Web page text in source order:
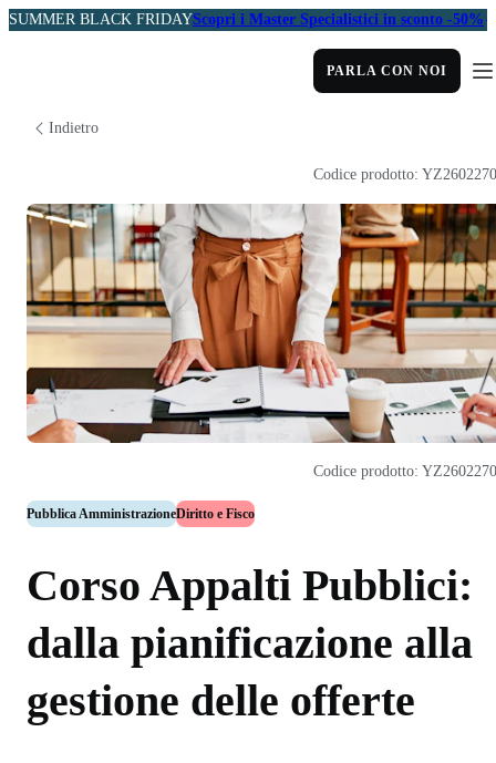
SUMMER BLACK FRIDAYScopri i Master Specialistici in sconto -50%
PARLA CON NOI
Indietro
Pubblica AmministrazioneDiritto e Fisco
Corso Appalti Pubblici:
dalla pianificazione alla
gestione delle offerte
Codice prodotto:
Codice prodotto: